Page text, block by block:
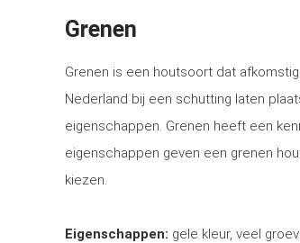
Grenen
Grenen is een houtsoort dat
Nederland bij een schutting laten
eigenschappen. Grenen heeft een
eigenschappen geven een grenen
kiezen.
Eigenschappen: gele kleur, veel